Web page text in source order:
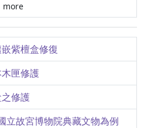
實踐
「國寶聚焦」觀後感 － 蘇軾〈江上帖〉的書法特點及淵源
竹林深處與來者何人 － Puyuma 卑南社的策展理念與展望
具象與抽象之間 － 從故宮典藏幾幅繪本地圖，看古地圖裡的圖式符號
more
紫檀盒修復
匣修護
修護
立故宮博物院典藏文物為例